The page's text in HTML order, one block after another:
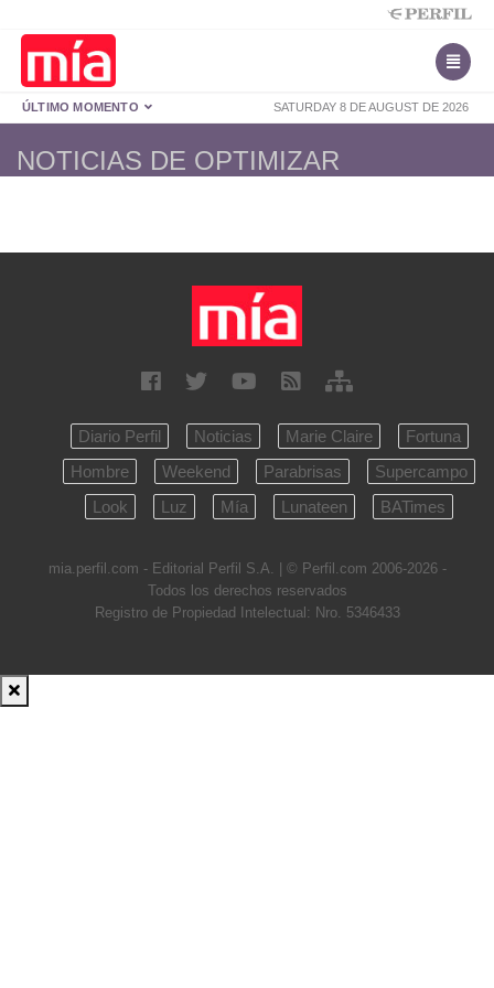
SATURDAY 8 DE AUGUST DE 2026
ÚLTIMO MOMENTO
NOTICIAS DE OPTIMIZAR
Diario Perfil Noticias Marie Claire
Fortuna
Hombre
Weekend Parabrisas
Supercampo
Look
Luz Mía Lunateen BATimes
mia.perfil.com - Editorial Perfil S.A. | © Perfil.com 2006-2026 -
Todos los derechos reservados
Registro de Propiedad Intelectual: Nro. 5346433